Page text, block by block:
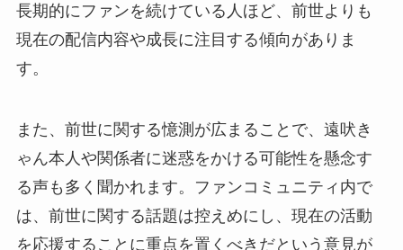
長期的にファンを続けている人ほど、前世よりも
現在の配信内容や成長に注目する傾向がありま
す。
また、前世に関する憶測が広まることで、遠吠き
ゃん本人や関係者に迷惑をかける可能性を懸念す
る声も多く聞かれます。ファンコミュニティ内で
は、前世に関する話題は控えめにし、現在の活動
を応援することに重点を置くべきだという意見が